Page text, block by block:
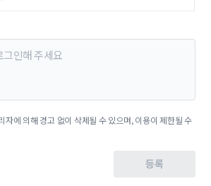
자에 의해 경고 없이 삭제될 수 있으며, 이용이 제한될 수
등록